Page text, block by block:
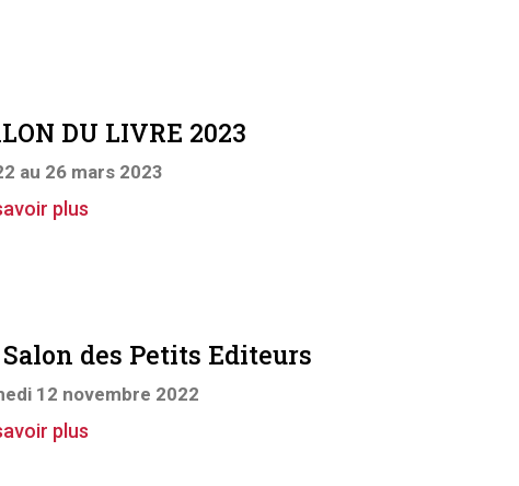
DU LIVRE 2023
au 26 mars 2023
plus
des Petits Editeurs
12 novembre 2022
plus